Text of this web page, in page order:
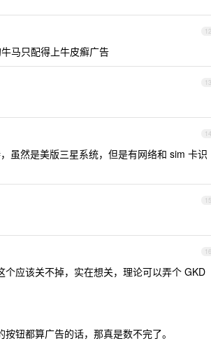
12
马只配得上牛皮癣广告
13
14
虽然是美版三星系统，但是有网络和 sim 卡识
15
16
应该关不掉，实在想关，理论可以弄个 GKD
钮都算广告的话，那真是数不完了。